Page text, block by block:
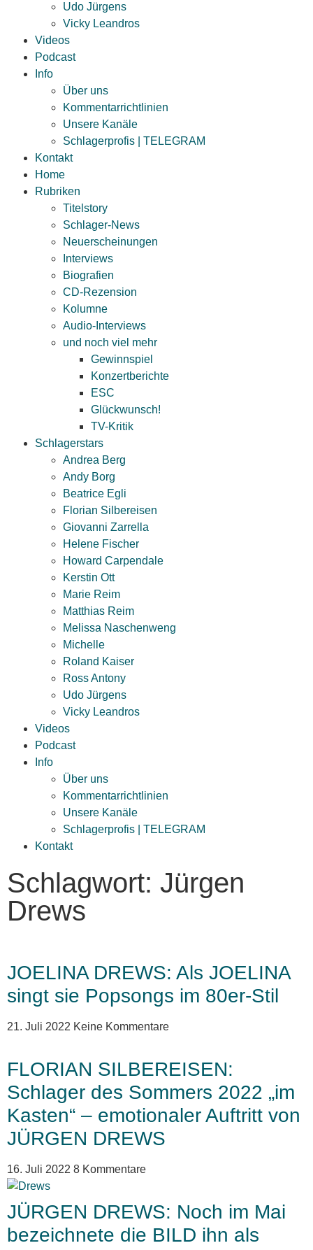
Udo Jürgens
Vicky Leandros
Videos
Podcast
Info
Über uns
Kommentarrichtlinien
Unsere Kanäle
Schlagerprofis | TELEGRAM
Kontakt
Home
Rubriken
Titelstory
Schlager-News
Neuerscheinungen
Interviews
Biografien
CD-Rezension
Kolumne
Audio-Interviews
und noch viel mehr
Gewinnspiel
Konzertberichte
ESC
Glückwunsch!
TV-Kritik
Schlagerstars
Andrea Berg
Andy Borg
Beatrice Egli
Florian Silbereisen
Giovanni Zarrella
Helene Fischer
Howard Carpendale
Kerstin Ott
Marie Reim
Matthias Reim
Melissa Naschenweng
Michelle
Roland Kaiser
Ross Antony
Udo Jürgens
Vicky Leandros
Videos
Podcast
Info
Über uns
Kommentarrichtlinien
Unsere Kanäle
Schlagerprofis | TELEGRAM
Kontakt
Schlagwort: Jürgen
Drews
JOELINA DREWS: Als JOELINA
singt sie Popsongs im 80er-Stil
21. Juli 2022 Keine Kommentare
FLORIAN SILBEREISEN:
Schlager des Sommers 2022 „im
Kasten“ – emotionaler Auftritt von
JÜRGEN DREWS
16. Juli 2022 8 Kommentare
JÜRGEN DREWS: Noch im Mai
bezeichnete die BILD ihn als